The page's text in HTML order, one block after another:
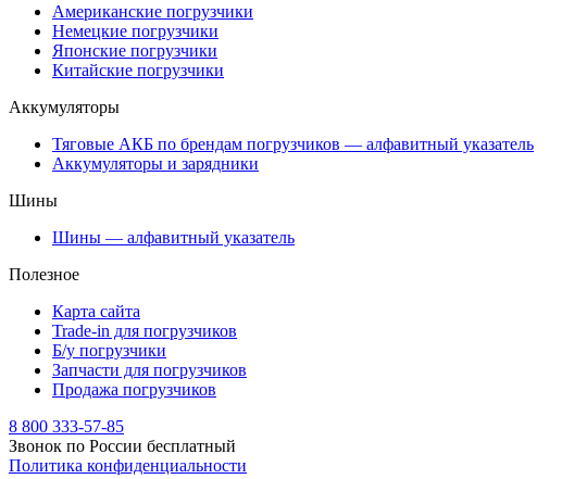
Американские погрузчики
Немецкие погрузчики
Японские погрузчики
Китайские погрузчики
Аккумуляторы
Тяговые АКБ по брендам погрузчиков — алфавитный указатель
Аккумуляторы и зарядники
Шины
Шины — алфавитный указатель
Полезное
Карта сайта
Trade-in для погрузчиков
Б/у погрузчики
Запчасти для погрузчиков
Продажа погрузчиков
8 800 333-57-85
Звонок по России бесплатный
Политика конфиденциальности